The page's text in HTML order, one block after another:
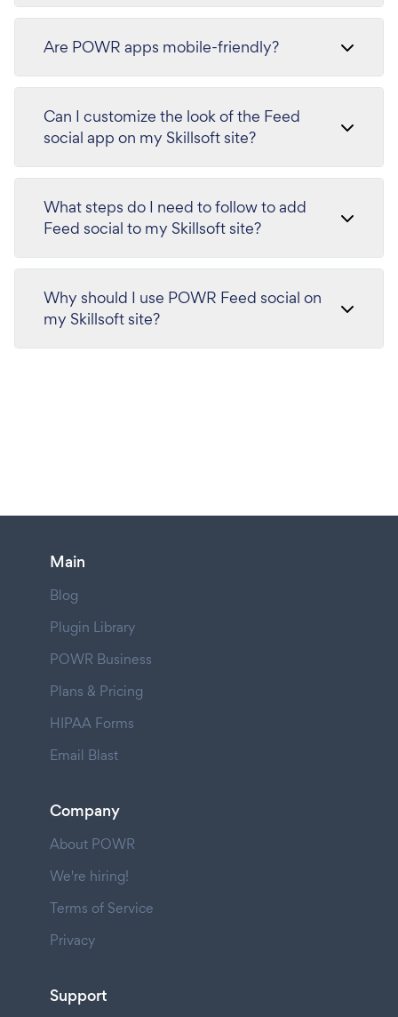
Are POWR apps mobile-friendly?
Can I customize the look of the Feed
social app on my Skillsoft site?
What steps do I need to follow to add
Feed social to my Skillsoft site?
Why should I use POWR Feed social on
my Skillsoft site?
Main
Blog
Plugin Library
POWR Business
Plans & Pricing
HIPAA Forms
Email Blast
Company
About POWR
We're hiring!
Terms of Service
Privacy
Support